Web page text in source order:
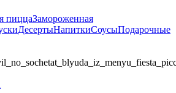
пиццаЗамороженная
ДесертыНапиткиСоусыПодарочные